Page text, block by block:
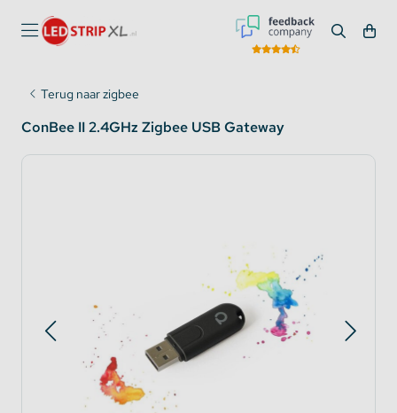
Terug naar zigbee
ConBee II 2.4GHz Zigbee USB Gateway